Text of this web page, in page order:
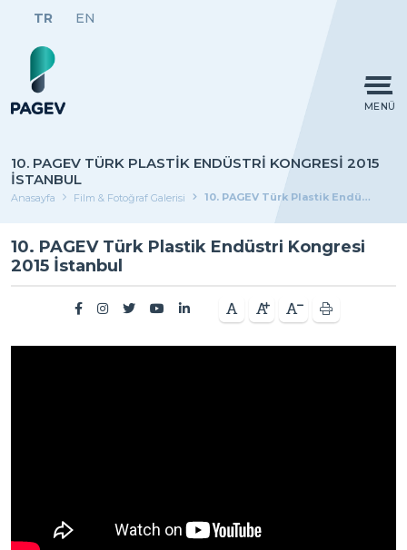
TR EN
MENÜ
10. PAGEV TÜRK PLASTIK ENDÜSTRI KONGRESI 2015
İSTANBUL
Anasayfa Film & Fotoğraf Galerisi 10. PAGEV Türk Plastik Endüstri Kongresi 2015 İstanbul
10. PAGEV Türk Plastik Endüstri Kongresi
2015 İstanbul